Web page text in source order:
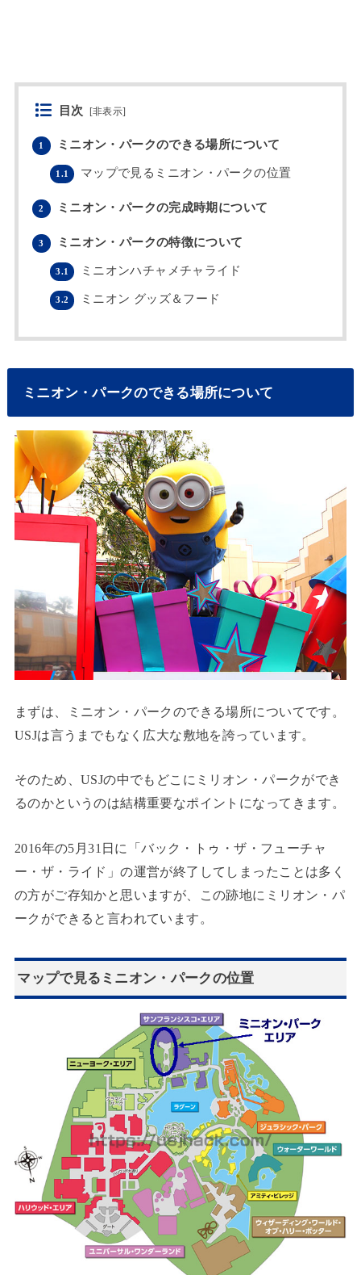
目次 [非表示]
1 ミニオン・パークのできる場所について
1.1 マップで見るミニオン・パークの位置
2 ミニオン・パークの完成時期について
3 ミニオン・パークの特徴について
3.1 ミニオンハチャメチャライド
3.2 ミニオン グッズ＆フード
ミニオン・パークのできる場所について
まずは、ミニオン・パークのできる場所についてです。
USJは言うまでもなく広大な敷地を誇っています。
そのため、USJの中でもどこにミリオン・パークができ
るのかというのは結構重要なポイントになってきます。
2016年の5月31日に「バック・トゥ・ザ・フューチャ
ー・ザ・ライド」の運営が終了してしまったことは多く
の方がご存知かと思いますが、この跡地にミリオン・パ
ークができると言われています。
マップで見るミニオン・パークの位置